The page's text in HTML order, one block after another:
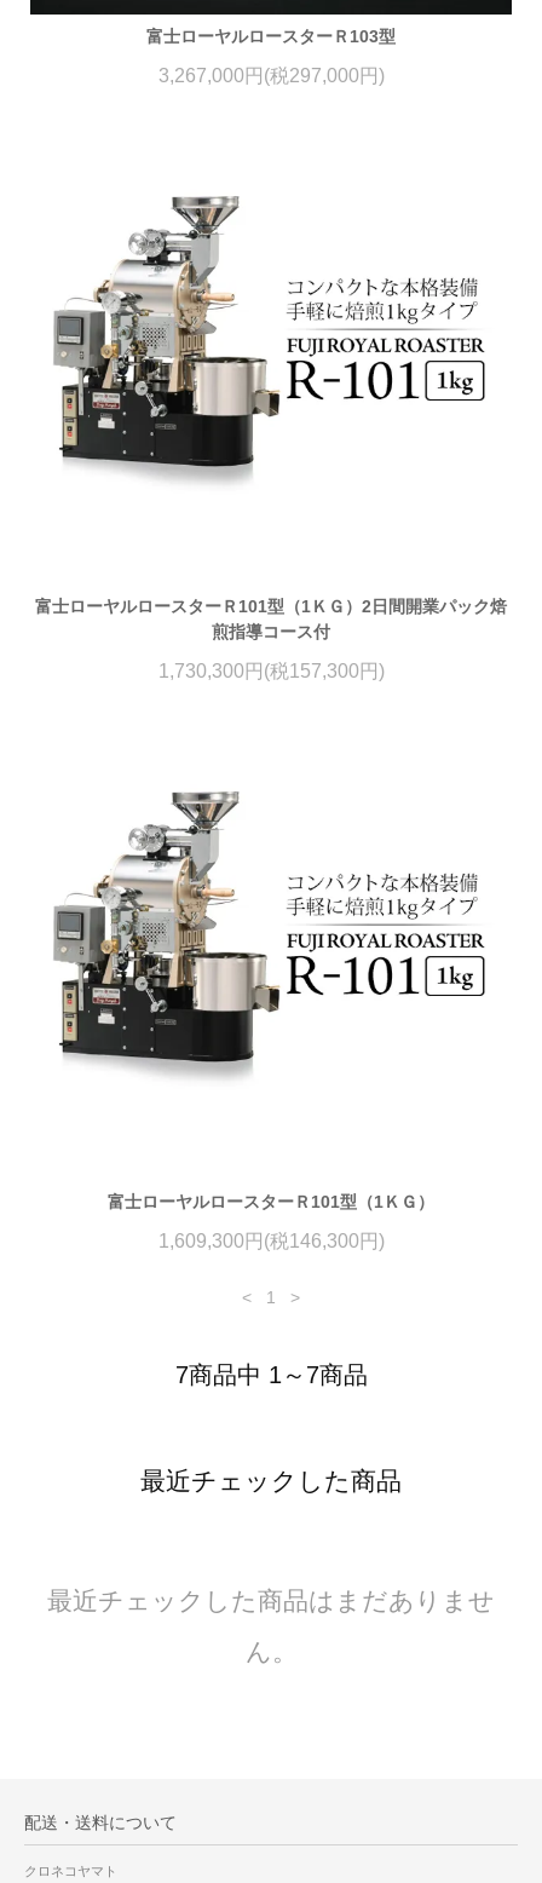
富士ローヤルロースターＲ103型
3,267,000円(税297,000円)
富士ローヤルロースターＲ101型（1ＫＧ）2日間開業パック焙
煎指導コース付
1,730,300円(税157,300円)
富士ローヤルロースターＲ101型（1ＫＧ）
1,609,300円(税146,300円)
< 1 >
7商品中 1～7商品
最近チェックした商品
最近チェックした商品はまだありませ
ん。
配送・送料について
クロネコヤマト